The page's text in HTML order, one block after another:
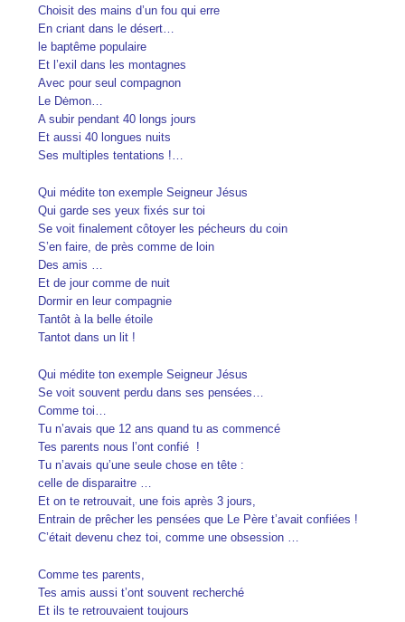
Choisit des mains d’un fou qui erre
En criant dans le désert…
le baptême populaire
Et l’exil dans les montagnes
Avec pour seul compagnon
Le Dėmon…
A subir pendant 40 longs jours
Et aussi 40 longues nuits
Ses multiples tentations !…
Qui médite ton exemple Seigneur Jésus
Qui garde ses yeux fixés sur toi
Se voit finalement côtoyer les pécheurs du coin
S’en faire, de près comme de loin
Des amis …
Et de jour comme de nuit
Dormir en leur compagnie
Tantôt à la belle étoile
Tantot dans un lit !
Qui médite ton exemple Seigneur Jésus
Se voit souvent perdu dans ses pensées…
Comme toi…
Tu n’avais que 12 ans quand tu as commencé
Tes parents nous l’ont confié !
Tu n’avais qu’une seule chose en tête :
celle de disparaitre …
Et on te retrouvait, une fois après 3 jours,
Entrain de prêcher les pensées que Le Père t’avait confiées !
C’était devenu chez toi, comme une obsession …
Comme tes parents,
Tes amis aussi t’ont souvent recherché
Et ils te retrouvaient toujours